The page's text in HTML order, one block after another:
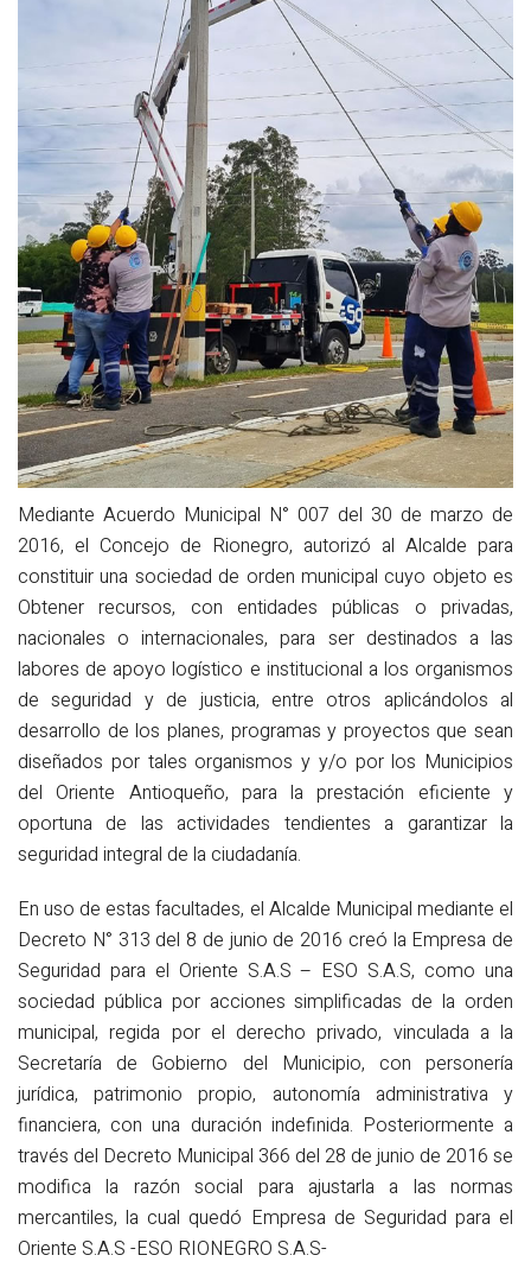
Mediante Acuerdo Municipal N° 007 del 30 de marzo de
2016, el Concejo de Rionegro, autorizó al Alcalde para
constituir una sociedad de orden municipal cuyo objeto es
Obtener recursos, con entidades públicas o privadas,
nacionales o internacionales, para ser destinados a las
labores de apoyo logístico e institucional a los organismos
de seguridad y de justicia, entre otros aplicándolos al
desarrollo de los planes, programas y proyectos que sean
diseñados por tales organismos y y/o por los Municipios
del Oriente Antioqueño, para la prestación eficiente y
oportuna de las actividades tendientes a garantizar la
seguridad integral de la ciudadanía.
En uso de estas facultades, el Alcalde Municipal mediante el
Decreto N° 313 del 8 de junio de 2016 creó la Empresa de
Seguridad para el Oriente S.A.S – ESO S.A.S, como una
sociedad pública por acciones simplificadas de la orden
municipal, regida por el derecho privado, vinculada a la
Secretaría de Gobierno del Municipio, con personería
jurídica, patrimonio propio, autonomía administrativa y
financiera, con una duración indefinida. Posteriormente a
través del Decreto Municipal 366 del 28 de junio de 2016 se
modifica la razón social para ajustarla a las normas
mercantiles, la cual quedó Empresa de Seguridad para el
Oriente S.A.S -ESO RIONEGRO S.A.S-